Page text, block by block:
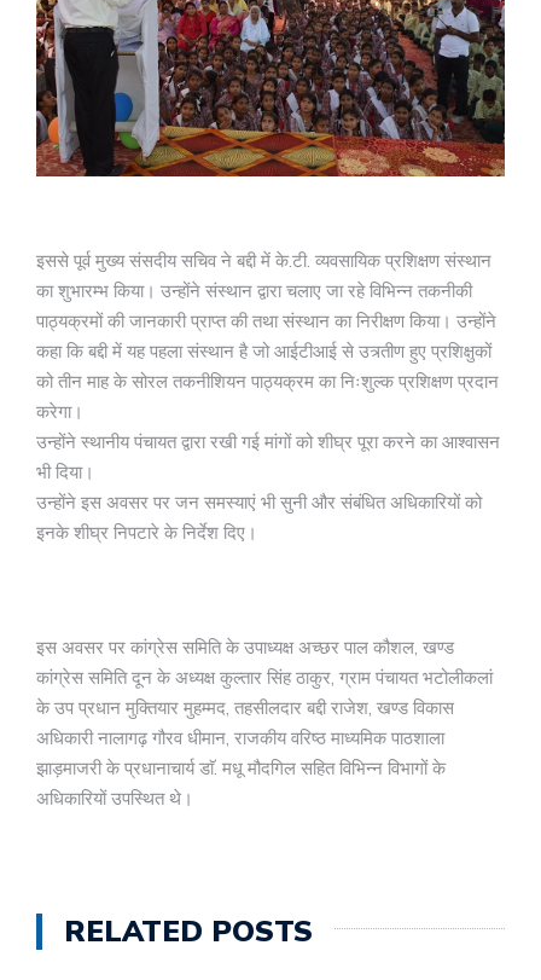
इससे पूर्व मुख्य संसदीय सचिव ने बद्दी में के.टी. व्यवसायिक प्रशिक्षण संस्थान
का शुभारम्भ किया। उन्होंने संस्थान द्वारा चलाए जा रहे विभिन्न तकनीकी
पाठ्यक्रमों की जानकारी प्राप्त की तथा संस्थान का निरीक्षण किया। उन्होंने
कहा कि बद्दी में यह पहला संस्थान है जो आईटीआई से उत्र्तीण हुए प्रशिक्षुकों
को तीन माह के सोरल तकनीशियन पाठ्यक्रम का निःशुल्क प्रशिक्षण प्रदान
करेगा।
उन्होंने स्थानीय पंचायत द्वारा रखी गई मांगों को शीघ्र पूरा करने का आश्वासन
भी दिया।
उन्होंने इस अवसर पर जन समस्याएं भी सुनी और संबंधित अधिकारियों को
इनके शीघ्र निपटारे के निर्देश दिए।
इस अवसर पर कांग्रेस समिति के उपाध्यक्ष अच्छर पाल कौशल, खण्ड
कांग्रेस समिति दून के अध्यक्ष कुल्तार सिंह ठाकुर, ग्राम पंचायत भटोलीकलां
के उप प्रधान मुक्तियार मुहम्मद, तहसीलदार बद्दी राजेश, खण्ड विकास
अधिकारी नालागढ़ गौरव धीमान, राजकीय वरिष्ठ माध्यमिक पाठशाला
झाड़माजरी के प्रधानाचार्य डाॅ. मधू मौदगिल सहित विभिन्न विभागों के
अधिकारियों उपस्थित थे।
RELATED POSTS